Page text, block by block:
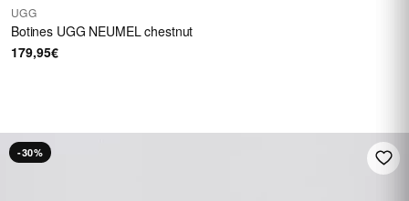
UGG
Botines UGG NEUMEL chestnut
179,95€
-30%